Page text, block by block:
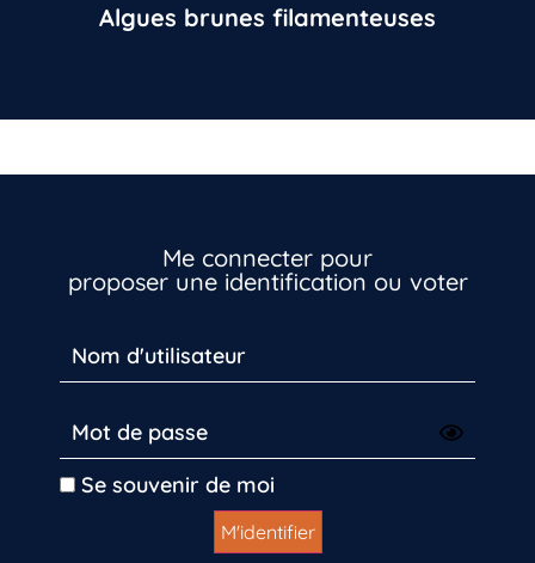
Algues brunes filamenteuses
Me connecter pour
proposer une identification ou voter
Se souvenir de moi
Inscrivez-vous dès maintenant